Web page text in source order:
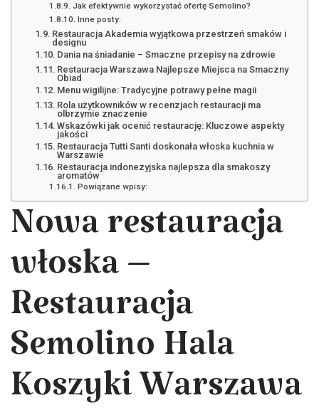
Jak efektywnie wykorzystać ofertę Semolino?
Inne posty:
Restauracja Akademia wyjątkowa przestrzeń smaków i
designu
Dania na śniadanie – Smaczne przepisy na zdrowie
Restauracja Warszawa Najlepsze Miejsca na Smaczny
Obiad
Menu wigilijne: Tradycyjne potrawy pełne magii
Rola użytkowników w recenzjach restauracji ma
olbrzymie znaczenie
Wskazówki jak ocenić restaurację: Kluczowe aspekty
jakości
Restauracja Tutti Santi doskonała włoska kuchnia w
Warszawie
Restauracja indonezyjska najlepsza dla smakoszy
aromatów
Powiązane wpisy:
Nowa restauracja
włoska –
Restauracja
Semolino Hala
Koszyki Warszawa